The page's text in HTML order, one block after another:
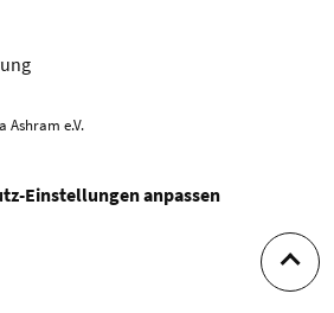
Ashram e.V.
Zum
Einstellungen anpassen